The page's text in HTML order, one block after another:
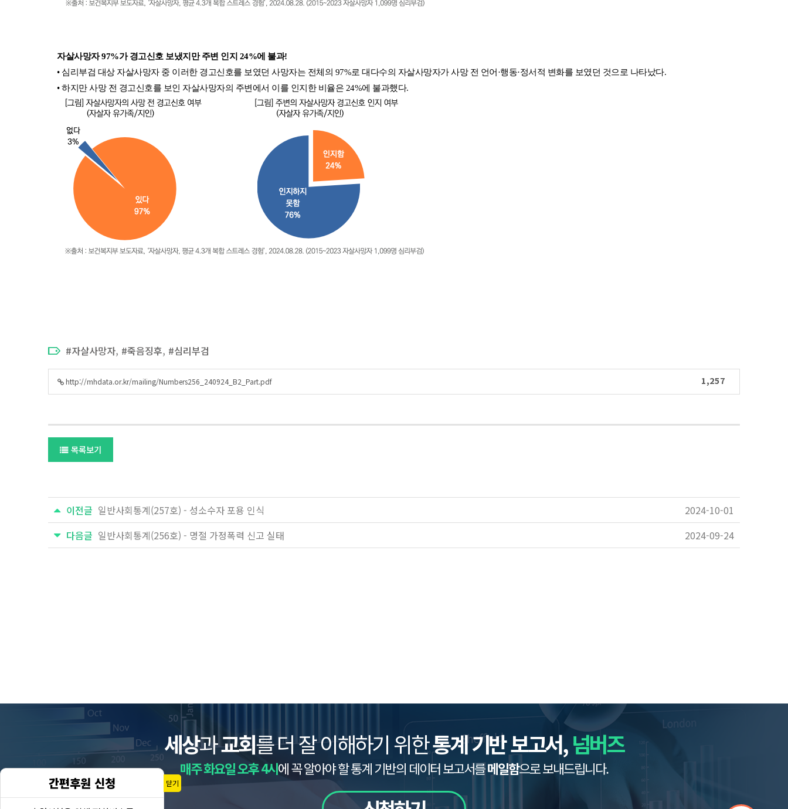
간편후원 신청 닫기
자살사망자 97%가 경고신호 보냈지만 주변 인지 24%에 불과!
• 심리부검 대상 자살사망자 중 이러한 경고신호를 보였던 사망자는 전체의 97%로 대다수의 자살사망자가 사망 전 언어·행동·정서적 변화를 보였던 것으로 나타났다.
• 하지만 사망 전 경고신호를 보인 자살사망자의 주변에서 이를 인지한 비율은 24%에 불과했다.
자살사망자, 죽음징후, 심리부검
1,257
http://mhdata.or.kr/mailing/Numbers256_240924_B2_Part.pdf
목록보기
이전글 일반사회통계(257호) - 성소수자 포용 인식
2024-10-01
다음글 일반사회통계(256호) - 명절 가정폭력 신고 실태 2024-09-24
세상과교회를 더 잘 이해하기 위한통계 기반 보고서,넘버즈
매주 화요일 오후 4시에 꼭 알아야 할 통계 기반의 데이터 보고서를메일함으로 보내드립니다.